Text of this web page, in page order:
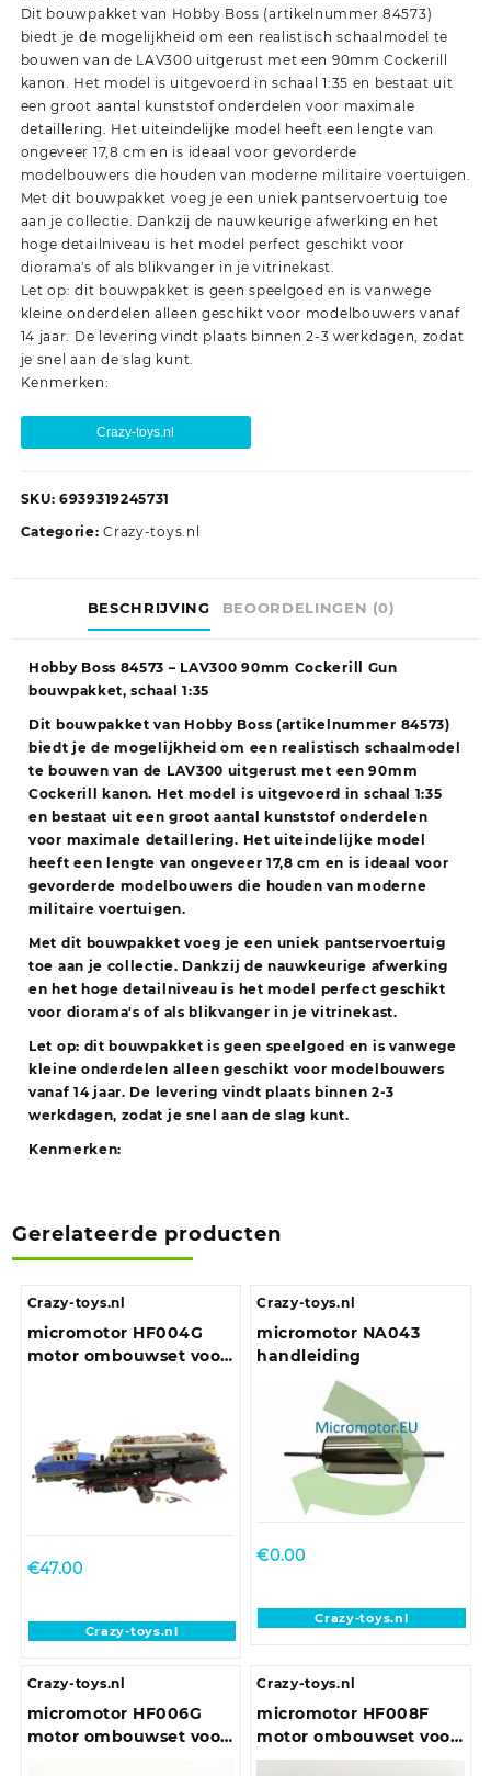
Dit bouwpakket van Hobby Boss (artikelnummer 84573)
biedt je de mogelijkheid om een realistisch schaalmodel te
bouwen van de LAV300 uitgerust met een 90mm Cockerill
kanon. Het model is uitgevoerd in schaal 1:35 en bestaat uit
een groot aantal kunststof onderdelen voor maximale
detaillering. Het uiteindelijke model heeft een lengte van
ongeveer 17,8 cm en is ideaal voor gevorderde
modelbouwers die houden van moderne militaire voertuigen.
Met dit bouwpakket voeg je een uniek pantservoertuig toe
aan je collectie. Dankzij de nauwkeurige afwerking en het
hoge detailniveau is het model perfect geschikt voor
diorama's of als blikvanger in je vitrinekast.
Let op: dit bouwpakket is geen speelgoed en is vanwege
kleine onderdelen alleen geschikt voor modelbouwers vanaf
14 jaar. De levering vindt plaats binnen 2-3 werkdagen, zodat
je snel aan de slag kunt.
Kenmerken:
Crazy-toys.nl
SKU: 6939319245731
Categorie:Crazy-toys.nl
BESCHRIJVING BEOORDELINGEN (0)
Hobby Boss 84573 – LAV300 90mm Cockerill Gun
bouwpakket, schaal 1:35
Dit bouwpakket van Hobby Boss (artikelnummer 84573)
biedt je de mogelijkheid om een realistisch schaalmodel
te bouwen van de LAV300 uitgerust met een 90mm
Cockerill kanon. Het model is uitgevoerd in schaal 1:35
en bestaat uit een groot aantal kunststof onderdelen
voor maximale detaillering. Het uiteindelijke model
heeft een lengte van ongeveer 17,8 cm en is ideaal voor
gevorderde modelbouwers die houden van moderne
militaire voertuigen.
Met dit bouwpakket voeg je een uniek pantservoertuig
toe aan je collectie. Dankzij de nauwkeurige afwerking
en het hoge detailniveau is het model perfect geschikt
voor diorama's of als blikvanger in je vitrinekast.
Let op: dit bouwpakket is geen speelgoed en is vanwege
kleine onderdelen alleen geschikt voor modelbouwers
vanaf 14 jaar. De levering vindt plaats binnen 2-3
werkdagen, zodat je snel aan de slag kunt.
Kenmerken:
Gerelateerde producten
Crazy-toys.nl
micromotor HF004G
motor ombouwset voor
120, 132, 151, 169, 218, 221,
260, 261, 360, 361, 363, E
10, E 32, E 40, E 44, E
428, Nohab,
€47.00
Crazy-toys.nl
Crazy-toys.nl
micromotor NA043
handleiding
€0.00
Crazy-toys.nl
Crazy-toys.nl
micromotor HF006G
motor ombouwset voor
Crazy-toys.nl
micromotor HF008F
motor ombouwset voor
Fleischmann BR 03, BR